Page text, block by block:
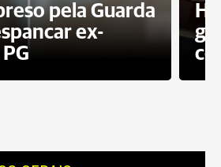
pela Guarda
ex-